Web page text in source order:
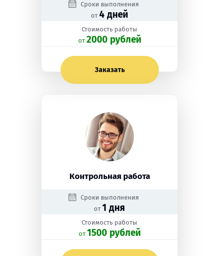
Сроки выполнения
от 4 дней
Стоимость работы
oт 2000 рублей
Заказать
Контрольная работа
Сроки выполнения
от 1 дня
Стоимость работы
oт 1500 рублей